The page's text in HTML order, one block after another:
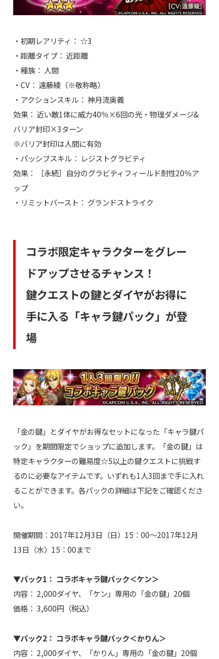
・初期レアリティ： ☆3
・距離タイプ： 近距離
・種族： 人間
・CV： 遠藤綾（※敬称略）
・アクションスキル： 神月流奥義
効果： 近い敵1体に威力40％×6回の光・物理ダメージ&
バリア封印×3ターン
※バリア封印は人間に有効
・パッシブスキル： レジストグラビティ
効果： ［永続］自分のグラビティフィールド耐性20％ア
ップ
・リミットバースト： グランドストライク
コラボ限定キャラクターをグレー
ドアップさせるチャンス！
鍵クエストの鍵とダイヤがお得に
手に入る「キャラ鍵パック」が登
場
「金の鍵」とダイヤがお得なセットになった「キャラ鍵パ
ック」を期間限定でショップに追加します。「金の鍵」は
特定キャラクターの難易度☆5以上の鍵クエストに挑戦す
るのに必要なアイテムです。いずれも1人3回まで手に入れ
ることができます。各パックの詳細は下記をご確認くださ
い。
開催期間：2017年12月3日（日）15：00～2017年12月
13日（水）15：00まで
▼パック1： コラボキャラ鍵パック＜ケン＞
内容： 2,000ダイヤ、「ケン」専用の「金の鍵」20個
価格： 3,600円（税込）
▼パック2： コラボキャラ鍵パック＜かりん＞
内容： 2,000ダイヤ、「かりん」専用の「金の鍵」20個